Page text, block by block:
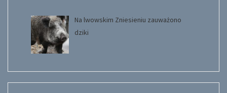
Na lwowskim Zniesieniu zauważono
dziki